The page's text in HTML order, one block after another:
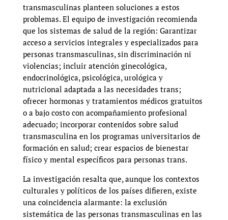
transmasculinas planteen soluciones a estos
problemas. El equipo de investigación recomienda
que los sistemas de salud de la región: Garantizar
acceso a servicios integrales y especializados para
personas transmasculinas, sin discriminación ni
violencias; incluir atención ginecológica,
endocrinológica, psicológica, urológica y
nutricional adaptada a las necesidades trans;
ofrecer hormonas y tratamientos médicos gratuitos
o a bajo costo con acompañamiento profesional
adecuado; incorporar contenidos sobre salud
transmasculina en los programas universitarios de
formación en salud; crear espacios de bienestar
físico y mental específicos para personas trans.
La investigación resalta que, aunque los contextos
culturales y políticos de los países difieren, existe
una coincidencia alarmante: la exclusión
sistemática de las personas transmasculinas en las